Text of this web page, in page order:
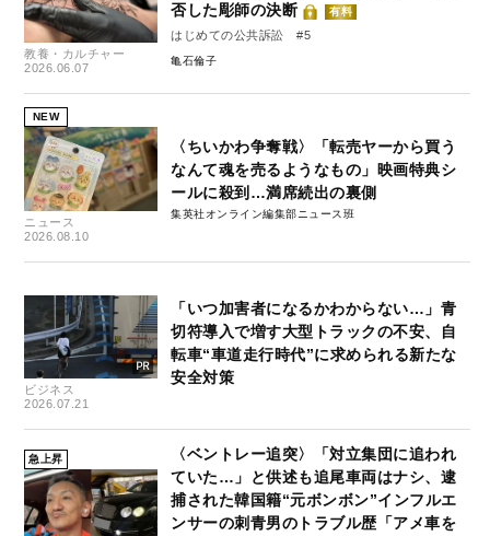
教養・カルチャー
2026.06.07
否した彫師の決断
有料
はじめての公共訴訟 #5
亀石倫子
NEW
ニュース
2026.08.10
〈ちいかわ争奪戦〉「転売ヤーから買う
なんて魂を売るようなもの」映画特典シ
ールに殺到…満席続出の裏側
集英社オンライン編集部ニュース班
ビジネス
2026.07.21
「いつ加害者になるかわからない…」青
切符導入で増す大型トラックの不安、自
転車“車道走行時代”に求められる新たな
安全対策
急上昇
〈ベントレー追突〉「対立集団に追われ
ていた…」と供述も追尾車両はナシ、逮
捕された韓国籍“元ボンボン”インフルエ
ンサーの刺青男のトラブル歴「アメ車を